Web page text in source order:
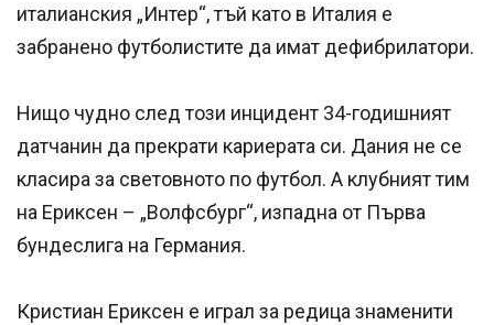
италианския „Интер“, тъй като в Италия е
забранено футболистите да имат дефибрилатори.
Нищо чудно след този инцидент 34-годишният
датчанин да прекрати кариерата си. Дания не се
класира за световното по футбол. А клубният тим
на Ериксен – „Волфсбург“, изпадна от Първа
бундеслига на Германия.
Кристиан Ериксен е играл за редица знаменити